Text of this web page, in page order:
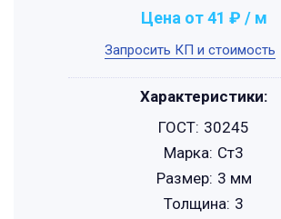
Запросить КП и стоимость
Цена от 41 ₽ / м
Характеристики:
ГОСТ: 30245
Марка: Ст3
Размер: 3 мм
Толщина: 3